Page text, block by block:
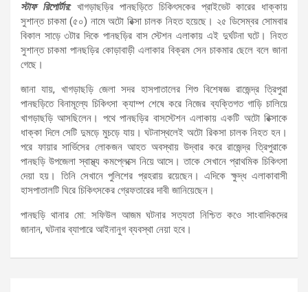
স্টাফ রিপোর্টার:খাগড়াছড়ির পানছড়িতে চিকিৎসকের প্রাইভেট কারের ধাক্কায়
সুশান্ত চাকমা (৫০) নামে অটো রিক্সা চালক নিহত হয়েছে। ২৫ ডিসেম্বর সোমবার
বিকাল সাড়ে ৩টার দিকে পানছড়ির বাস স্টেশন এলাকায় এই দুর্ঘটনা ঘটে। নিহত
সুশান্ত চাকমা পানছড়ির কোড়াবাড়ী এলাকার বিক্রম সেন চাকমার ছেলে বলে জানা
গেছে।
জানা যায়, খাগড়াছড়ি জেলা সদর হাসপাতালের শিশু বিশেষজ্ঞ রাজেন্দ্র ত্রিপুরা
পানছড়িতে বিনামূল্যে চিকিৎসা ক্যাম্প শেষে করে নিজের ব্যক্তিগত গাড়ি চালিয়ে
খাগড়াছড়ি আসছিলেন। পথে পানছড়ির বাসস্টেশন এলাকায় একটি অটো রিক্সাকে
ধাক্কা দিলে সেটি দুমড়ে মুচড়ে যায়। ঘটনাস্থলেই অটো রিকসা চালক নিহত হন।
পরে ফায়ার সার্ভিসের লোকজন আহত অবস্থায় উদ্বার করে রাজেন্দ্র ত্রিপুরাকে
পানছড়ি উপজেলা স্বাস্থ্য কমপ্লেক্সে নিয়ে আসে। তাকে সেখানে প্রাথমিক চিকিৎসা
দেয়া হয়। তিনি সেখানে পুলিশের প্রহরায় রয়েছেন। এদিকে ক্ষুদ্ধ এলাকাবাসী
হাসপাতালটি ঘিরে চিকিৎসকের গ্রেফতারের দাবী জানিয়েছেন।
পানছড়ি থানার মো: সফিউল আজম ঘটনার সত্যতা নিশ্চিত কওে সাংবাদিকদের
জানান, ঘটনার ব্যাপারে আইনানুগ ব্যবস্থা নেয়া হবে।